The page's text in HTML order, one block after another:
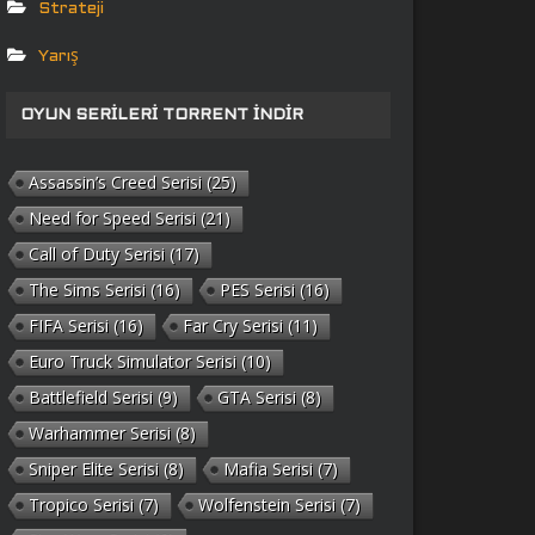
Strateji
Yarış
OYUN SERILERI TORRENT İNDIR
Assassin’s Creed Serisi (25)
Need for Speed Serisi (21)
Call of Duty Serisi (17)
The Sims Serisi (16) PES Serisi (16)
FIFA Serisi (16) Far Cry Serisi (11)
Euro Truck Simulator Serisi (10)
Battlefield Serisi (9) GTA Serisi (8)
Warhammer Serisi (8)
Sniper Elite Serisi (8) Mafia Serisi (7)
Tropico Serisi (7) Wolfenstein Serisi (7)